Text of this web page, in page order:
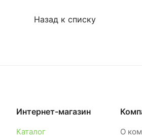
Назад к списку
Интернет-магазин
Каталог О